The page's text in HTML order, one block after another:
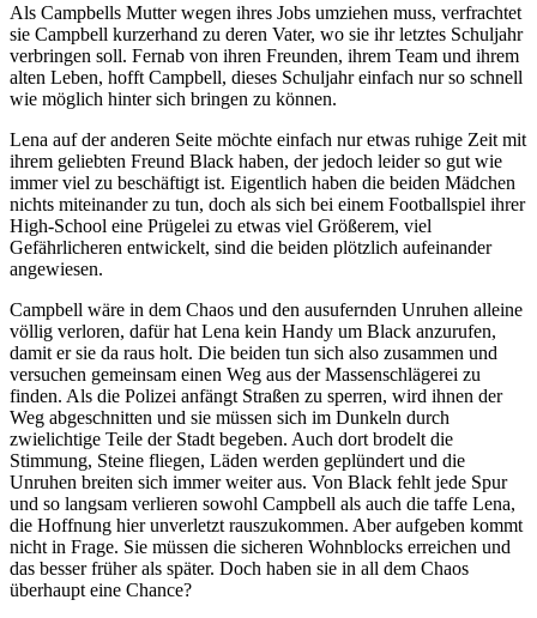
Als Campbells Mutter wegen ihres Jobs umziehen muss, verfrachtet
sie Campbell kurzerhand zu deren Vater, wo sie ihr letztes Schuljahr
verbringen soll. Fernab von ihren Freunden, ihrem Team und ihrem
alten Leben, hofft Campbell, dieses Schuljahr einfach nur so schnell
wie möglich hinter sich bringen zu können.
Lena auf der anderen Seite möchte einfach nur etwas ruhige Zeit mit
ihrem geliebten Freund Black haben, der jedoch leider so gut wie
immer viel zu beschäftigt ist. Eigentlich haben die beiden Mädchen
nichts miteinander zu tun, doch als sich bei einem Footballspiel ihrer
High-School eine Prügelei zu etwas viel Größerem, viel
Gefährlicheren entwickelt, sind die beiden plötzlich aufeinander
angewiesen.
Campbell wäre in dem Chaos und den ausufernden Unruhen alleine
völlig verloren, dafür hat Lena kein Handy um Black anzurufen,
damit er sie da raus holt. Die beiden tun sich also zusammen und
versuchen gemeinsam einen Weg aus der Massenschlägerei zu
finden. Als die Polizei anfängt Straßen zu sperren, wird ihnen der
Weg abgeschnitten und sie müssen sich im Dunkeln durch
zwielichtige Teile der Stadt begeben. Auch dort brodelt die
Stimmung, Steine fliegen, Läden werden geplündert und die
Unruhen breiten sich immer weiter aus. Von Black fehlt jede Spur
und so langsam verlieren sowohl Campbell als auch die taffe Lena,
die Hoffnung hier unverletzt rauszukommen. Aber aufgeben kommt
nicht in Frage. Sie müssen die sicheren Wohnblocks erreichen und
das besser früher als später. Doch haben sie in all dem Chaos
überhaupt eine Chance?